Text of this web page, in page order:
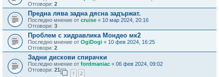
Отговори: 2
Предна лява задна дясна задържат.
Последно мнение от cruise « 10 мар 2024, 20:16
Отговори: 3
Проблем с хидравлика Мондео мк2
Последно мнение от OgiDogi « 10 фев 2024, 16:25
Отговори: 2
Задни дискови спирачки
Последно мнение от fordmaniac « 06 фев 2024, 09:02
Отговори: 21
1 2